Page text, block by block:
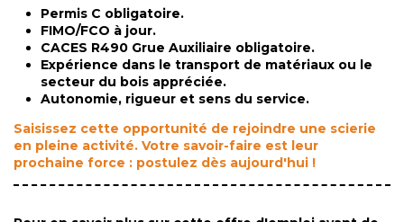
Permis C obligatoire.
FIMO/FCO à jour.
CACES R490 Grue Auxiliaire obligatoire.
Expérience dans le transport de matériaux ou le
secteur du bois appréciée.
Autonomie, rigueur et sens du service.
Saisissez cette opportunité de rejoindre une scierie
en pleine activité. Votre savoir-faire est leur
prochaine force : postulez dès aujourd'hui !